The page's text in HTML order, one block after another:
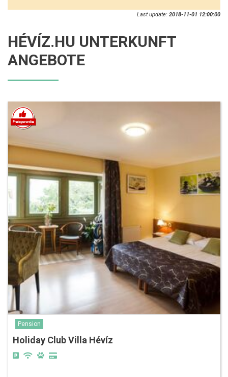
Last update: 2018-11-01 12:00:00
HÉVÍZ.HU UNTERKUNFT
ANGEBOTE
Pension
Holiday Club Villa Hévíz